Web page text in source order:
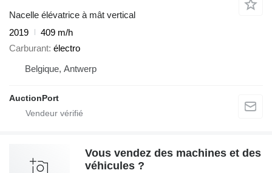
Nacelle élévatrice à mât vertical
2019
409 m/h
Carburant électro
Belgique, Antwerp
AuctionPort
Vous vendez des machines et des
véhicules ?